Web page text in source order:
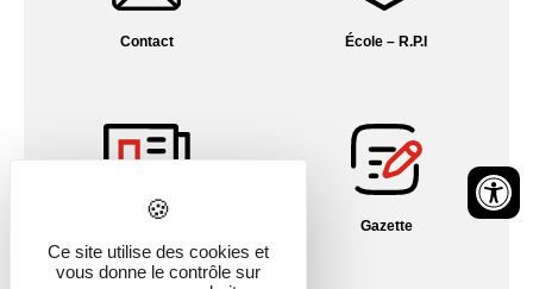
Contact École – R.P.I
Gazette
Ce site utilise des cookies et
vous donne le contrôle sur